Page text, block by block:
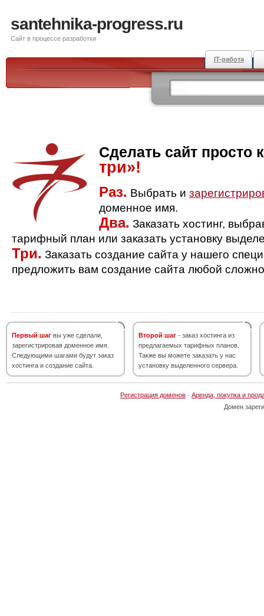
santehnika-progress.ru
Сайт в процессе разработки
IT-работа
Сделать сайт просто
три»!
Раз. Выбрать и
доменное имя.
Два. Заказать хостинг,
тарифный план или заказать установку
Три. Заказать создание сайта у нашего
предложить вам создание сайта любой
Первый шаг вы уже сделали,
зарегистрировав доменное имя.
Следующими шагами будут заказ
хостинга и создание сайта.
Второй шаг - заказ хостинга из
предлагаемых тарифных планов.
Также вы можете заказать у нас
установку выделенного сервера.
Регистрация доменов · Аренда, покупка и
Домен